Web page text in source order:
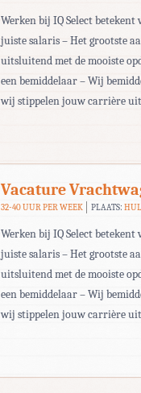
Werken bij IQ Select
juiste salaris – Het grootste
uitsluitend met de mooiste
een bemiddelaar – Wij
wij stippelen jouw carrière
Vacature
32-40 UUR PER WEEK PLAATS:
Werken bij IQ Select
juiste salaris – Het grootste
uitsluitend met de mooiste
een bemiddelaar – Wij
wij stippelen jouw carrière